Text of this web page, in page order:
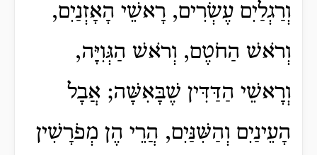
וְרַגְלַיִם עֶשְׂרִים, רָאשֵׁי הָאָזְנַיִם,
וְרֹאשׁ הַחֹטֶם, וְרֹאשׁ הַגְּוִיָּה,
וְרָאשֵׁי הַדַּדִּין שֶׁבָּאִשָּׁה; אֲבָל
הָעֵינַיִם וְהַשִּׁנַּיִם, הֲרֵי הֶן מְפֹרָשִׁין